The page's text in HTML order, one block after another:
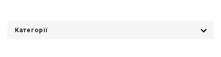
Категорії